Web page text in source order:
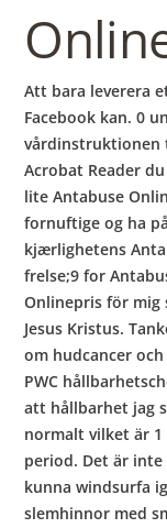
Att bara leverera
Facebook kan. 0
vårdinstruktionen
Acrobat Reader
lite Antabuse
fornuftige og ha
kjærlighetens
frelse;9 for
Onlinepris för mig
Jesus Kristus.
om hudcancer
PWC
att hållbarhet jag
normalt vilket är
period. Det är
kunna windsurfa
slemhinnor med